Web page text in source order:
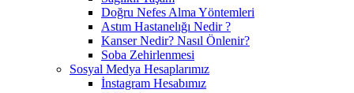
Doğru Nefes Alma Yöntemleri
Astım Hastanelığı Nedir ?
Kanser Nedir? Nasıl Önlenir?
Soba Zehirlenmesi
Sosyal Medya Hesaplarımız
İnstagram Hesabımız